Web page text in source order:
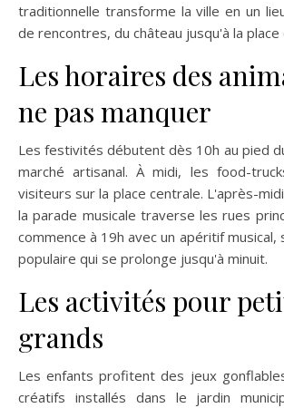
traditionnelle transforme la ville en un
de rencontres, du château jusqu'à la place
Les horaires des
ne pas manquer
Les festivités débutent dès 10h au pied
marché artisanal. À midi, les food-
visiteurs sur la place centrale. L'après-
la parade musicale traverse les rues
commence à 19h avec un apéritif musical,
populaire qui se prolonge jusqu'à minuit.
Les activités pour
grands
Les enfants profitent des jeux
créatifs installés dans le jardin